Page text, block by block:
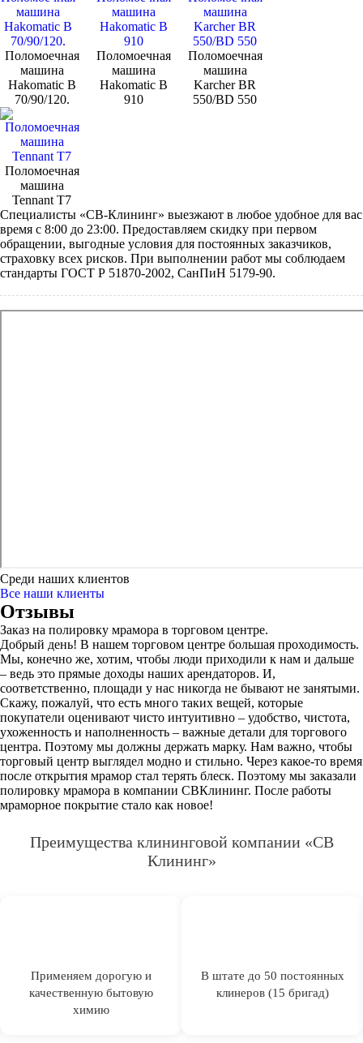
Поломоечная
машина
Hakomatic B
70/90/120.
Поломоечная
машина
Hakomatic B
910
Поломоечная
машина
Karcher BR
550/BD 550
Поломоечная
машина
Tennant Т7
Специалисты «СВ-Клининг» выезжают в любое удобное для вас
время с 8:00 до 23:00. Предоставляем скидку при первом
обращении, выгодные условия для постоянных заказчиков,
страховку всех рисков. При выполнении работ мы соблюдаем
стандарты ГОСТ Р 51870-2002, СанПиН 5179-90.
Среди наших клиентов
Все наши клиенты
Отзывы
Заказ на полировку мрамора в торговом центре.
Добрый день! В нашем торговом центре большая проходимость.
Мы, конечно же, хотим, чтобы люди приходили к нам и дальше
– ведь это прямые доходы наших арендаторов. И,
соответственно, площади у нас никогда не бывают не занятыми.
Скажу, пожалуй, что есть много таких вещей, которые
покупатели оценивают чисто интуитивно – удобство, чистота,
ухоженность и наполненность – важные детали для торгового
центра. Поэтому мы должны держать марку. Нам важно, чтобы
торговый центр выглядел модно и стильно. Через какое-то время
после открытия мрамор стал терять блеск. Поэтому мы заказали
полировку мрамора в компании СВКлининг. После работы
мраморное покрытие стало как новое!
Преимущества клининговой компании «СВ
Клининг»
Применяем дорогую и
качественную бытовую
химию
В штате до 50 постоянных
клинеров (15 бригад)